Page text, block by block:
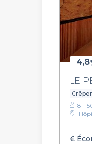
4,8
LE
8 -
€